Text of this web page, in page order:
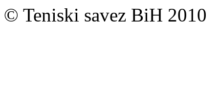
© Teniski savez BiH 2010